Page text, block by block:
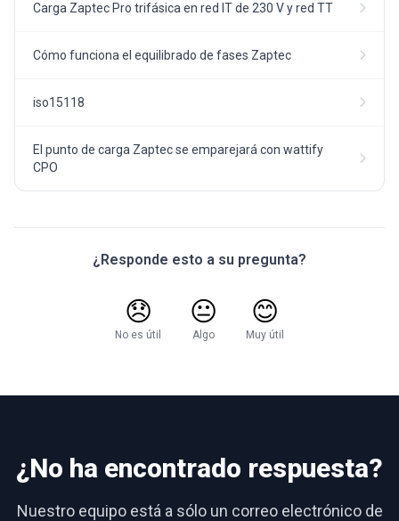
Carga Zaptec Pro trifásica en red IT de 230 V y red TT
Cómo funciona el equilibrado de fases Zaptec
iso15118
El punto de carga Zaptec se emparejará con wattify
CPO
¿Responde esto a su pregunta?
😞
No es útil
😐
Algo
😊
Muy útil
¿No ha encontrado respuesta?
Nuestro equipo está a sólo un correo electrónico de